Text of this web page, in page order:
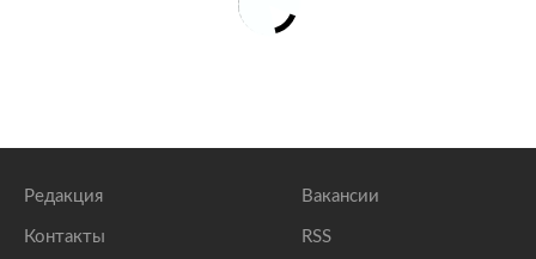
Редакция
Контакты
Вакансии
RSS